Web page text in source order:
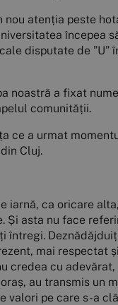
atenția peste
disputate de
noastră a fixat
comunității.
a urmat
Cluj.
iarnă, ca oricare
Și asta nu face
întregi.
mai
credea cu
au transmis un
valori pe care s-a